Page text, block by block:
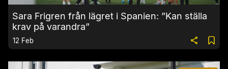
Sara Frigren från lägret i Spanien: ”Kan ställa
krav på varandra”
12 Feb